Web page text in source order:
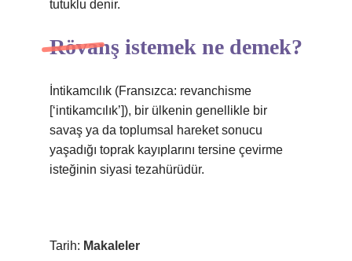
tutuklu denir.
Rövanş istemek ne demek?
İntikamcılık (Fransızca: revanchisme
[‘intikamcılık’]), bir ülkenin genellikle bir
savaş ya da toplumsal hareket sonucu
yaşadığı toprak kayıplarını tersine çevirme
isteğinin siyasi tezahürüdür.
Tarih: Makaleler